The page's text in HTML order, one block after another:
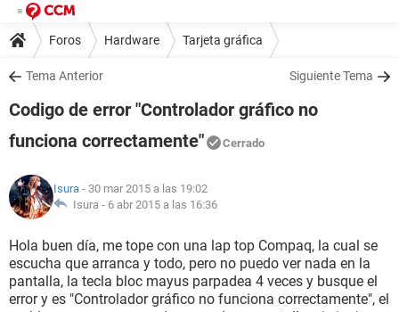
Foros Hardware Tarjeta gráfica
Tema Anterior Siguiente Tema
Codigo de error "Controlador gráfico no
funciona correctamente"
Cerrado
Isura - 30 mar 2015 a las 19:02
Isura - 6 abr 2015 a las 16:36
Hola buen día, me tope con una lap top Compaq, la cual se
escucha que arranca y todo, pero no puedo ver nada en la
pantalla, la tecla bloc mayus parpadea 4 veces y busque el
error y es "Controlador gráfico no funciona correctamente", el